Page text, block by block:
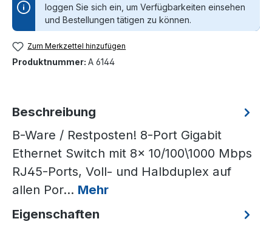
loggen Sie sich ein, um Verfügbarkeiten einsehen
und Bestellungen tätigen zu können.
Zum Merkzettel hinzufügen
Produktnummer: A 6144
Beschreibung
B-Ware / Restposten! 8-Port Gigabit
Ethernet Switch mit 8x 10/100\1000 Mbps
RJ45-Ports, Voll- und Halbduplex auf
allen Por… Mehr
Eigenschaften